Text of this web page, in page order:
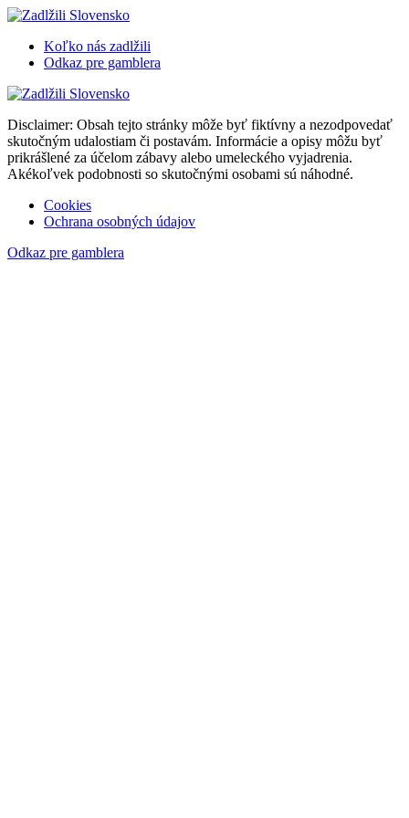
Koľko nás zadlžili
Odkaz pre gamblera
Disclaimer: Obsah tejto stránky môže byť fiktívny a nezodpovedať
skutočným udalostiam či postavám. Informácie a opisy môžu byť
prikrášlené za účelom zábavy alebo umeleckého vyjadrenia.
Akékoľvek podobnosti so skutočnými osobami sú náhodné.
Cookies
Ochrana osobných údajov
Odkaz pre gamblera